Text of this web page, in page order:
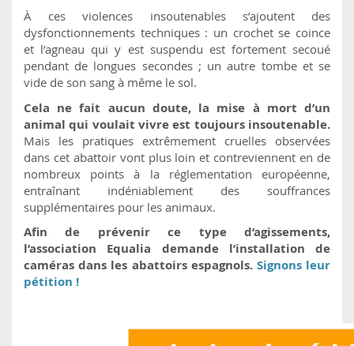
À ces violences insoutenables s’ajoutent des
dysfonctionnements techniques : un crochet se coince
et l’agneau qui y est suspendu est fortement secoué
pendant de longues secondes ; un autre tombe et se
vide de son sang à même le sol.
Cela ne fait aucun doute, la mise à mort d’un
animal qui voulait vivre est toujours insoutenable.
Mais les pratiques extrêmement cruelles observées
dans cet abattoir vont plus loin et contreviennent en de
nombreux points à la réglementation européenne,
entraînant indéniablement des souffrances
supplémentaires pour les animaux.
Afin de prévenir ce type d’agissements,
l’association Equalia demande l’installation de
caméras dans les abattoirs espagnols. Signons leur
pétition !